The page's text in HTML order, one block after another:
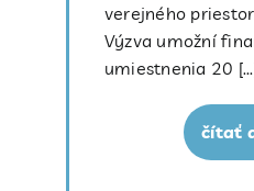
verejného
Výzva umožní
umiestnenia 20
čítať